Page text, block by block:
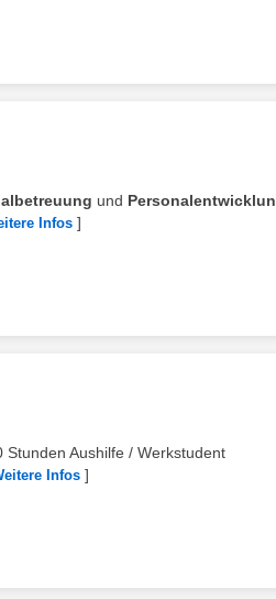
und
Infos ]
Stunden Aushilfe / Werkstudent
Infos ]